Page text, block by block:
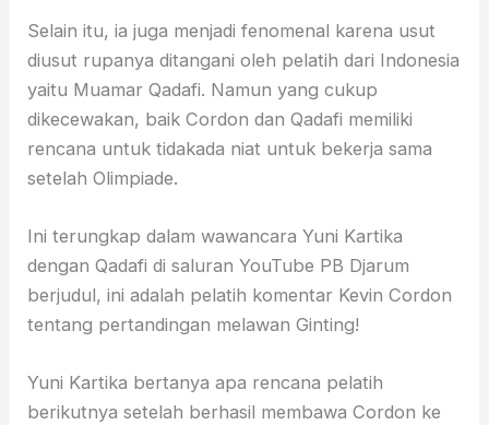
Selain itu, ia juga menjadi fenomenal karena usut
diusut rupanya ditangani oleh pelatih dari Indonesia
yaitu Muamar Qadafi. Namun yang cukup
dikecewakan, baik Cordon dan Qadafi memiliki
rencana untuk tidakada niat untuk bekerja sama
setelah Olimpiade.
Ini terungkap dalam wawancara Yuni Kartika
dengan Qadafi di saluran YouTube PB Djarum
berjudul, ini adalah pelatih komentar Kevin Cordon
tentang pertandingan melawan Ginting!
Yuni Kartika bertanya apa rencana pelatih
berikutnya setelah berhasil membawa Cordon ke